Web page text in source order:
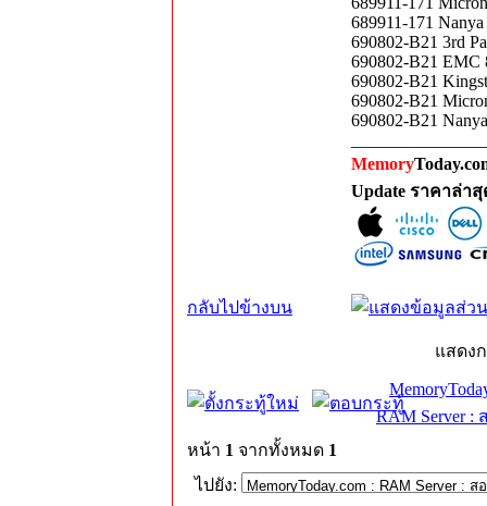
689911-171
690802-B21 3rd
690802-B21 EMC
690802-B21
690802-B21
690802-B21
Memory
Update ราคาล่า
กลับไปข้างบน
แสดง
RAM Server :
หน้า 1 จากทั้งหมด 1
ไปยัง: